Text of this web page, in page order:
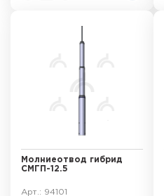
Молниеотвод гибрид
СМГП-12.5
Арт.: 94101